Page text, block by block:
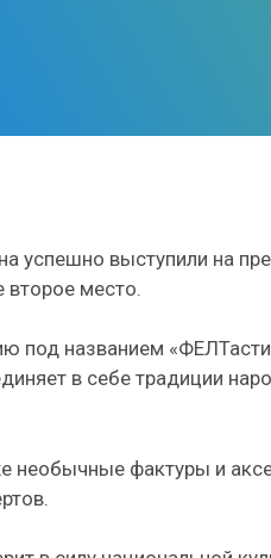
успешно выступили на
второе место.
названием
в себе традиции
необычные фактуры и